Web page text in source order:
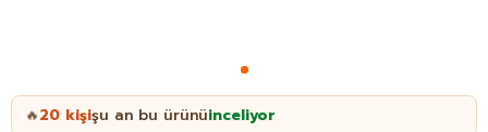
🔥20 kişişu an bu ürünüinceliyor